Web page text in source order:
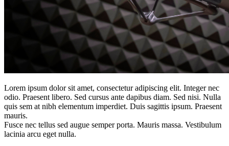
Lorem ipsum dolor sit amet, consectetur adipiscing elit. Integer nec
odio. Praesent libero. Sed cursus ante dapibus diam. Sed nisi. Nulla
quis sem at nibh elementum imperdiet. Duis sagittis ipsum. Praesent
mauris.
Fusce nec tellus sed augue semper porta. Mauris massa. Vestibulum
lacinia arcu eget nulla.